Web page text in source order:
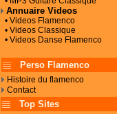
Annuaire Videos
• Videos Flamenco
• Videos Classique
• Videos Danse Flamenco
Perso Flamenco
Histoire du flamenco
Contact
Top Sites